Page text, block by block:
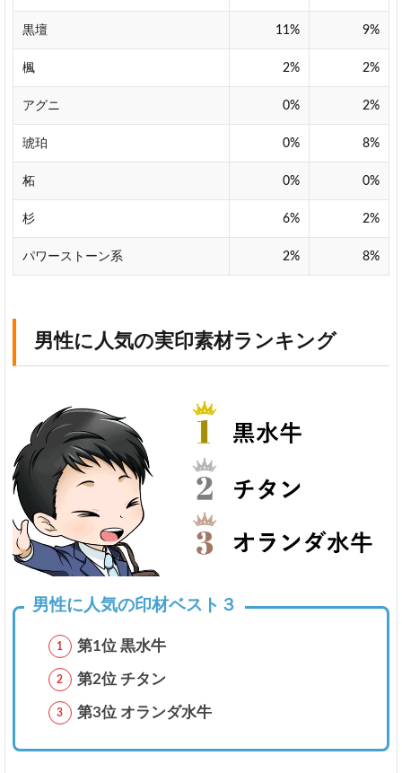
気
実
素
ラ
キ
グ
2
市
役
務
時
に
た
印
素
ラ
ン
キ
ン
グ
実
印
に
使
黒壇 11% 9%
楓 2% 2%
アグニ 0% 2%
琥珀 0% 8%
柘 0% 0%
杉 6% 2%
パワーストーン系 2% 8%
男性に人気の実印素材ランキング
男性に人気の印材ベスト３
第1位 黒水牛
第2位 チタン
第3位 オランダ水牛